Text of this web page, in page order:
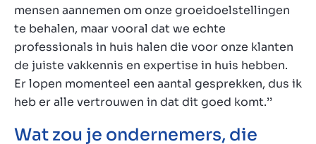
mensen aannemen om onze groeidoelstellingen
te behalen, maar vooral dat we echte
professionals in huis halen die voor onze klanten
de juiste vakkennis en expertise in huis hebben.
Er lopen momenteel een aantal gesprekken, dus ik
heb er alle vertrouwen in dat dit goed komt.’’
Wat zou je ondernemers, die